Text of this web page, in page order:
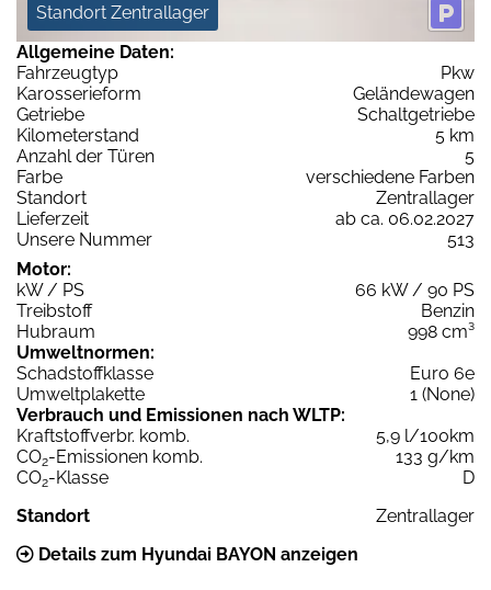
Standort Zentrallager
Allgemeine Daten:
Fahrzeugtyp
Pkw
Karosserieform
Geländewagen
Getriebe
Schaltgetriebe
Kilometerstand
5 km
Anzahl der Türen
5
Farbe
verschiedene Farben
Standort
Zentrallager
Lieferzeit
ab ca. 06.02.2027
Unsere Nummer
513
Motor:
kW / PS
66 kW / 90 PS
Treibstoff
Benzin
Hubraum
998 cm³
Umweltnormen:
Schadstoffklasse
Euro 6e
Umweltplakette
1 (None)
Verbrauch und Emissionen nach WLTP:
Kraftstoffverbr. komb.
5,9 l/100km
CO2-Emissionen komb.
133 g/km
CO2-Klasse
D
Standort
Zentrallager
Details zum Hyundai BAYON anzeigen